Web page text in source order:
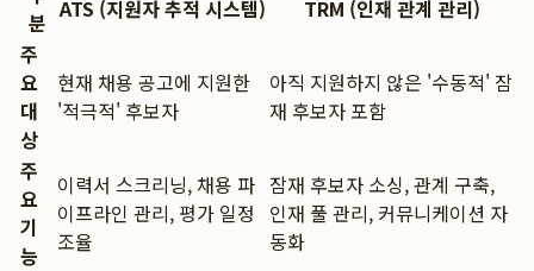
분 ATS (지원자 추적 시스템)
TRM (인재 관계 관리)
주
요
대
상
현재 채용 공고에 지원한
'적극적' 후보자
아직 지원하지 않은 '수동적' 잠
재 후보자 포함
주
요
기
능
이력서 스크리닝, 채용 파
이프라인 관리, 평가 일정
조율
잠재 후보자 소싱, 관계 구축,
인재 풀 관리, 커뮤니케이션 자
동화